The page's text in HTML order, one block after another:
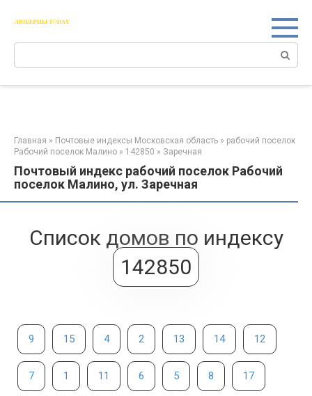
Главная » Почтовые индексы Московская область » рабочий поселок
Рабочий поселок Малино » 142850 » Заречная
Почтовый индекс рабочий поселок Рабочий
поселок Малино, ул. Заречная
Список домов по индексу
142850
9 15 4 2 13 14 12
7 1 11 6 5 8 17